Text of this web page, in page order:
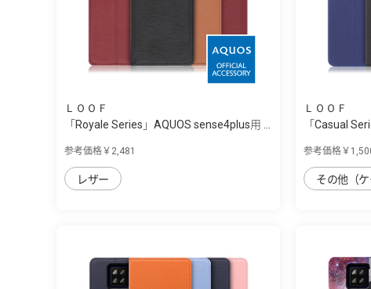
ＬＯＯＦ
「Royale Series」AQUOS sense4plus用 ...
参考価格￥2,481
レザー
ＬＯＯＦ
「Casual
参考価格￥
その他（ケ